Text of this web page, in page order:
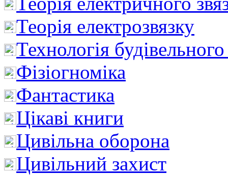
Теорія електрозвязку
Технологія
Фізіогноміка
Фантастика
Цікаві книги
Цивільна оборона
Цивільний захист